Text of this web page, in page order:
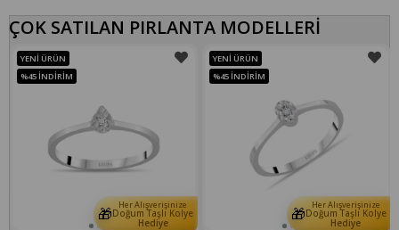
ÇOK SATILAN PIRLANTA MODELLERİ
🎁 Her Alışverişinize
Doğum Taşlı Kolye
Hediye
YENI ÜRÜN
%45 İNDIRIM
🎁 Her Alışverişinize
Doğum Taşlı Kolye
Hediye
YENI ÜRÜN
%45 İNDIRIM